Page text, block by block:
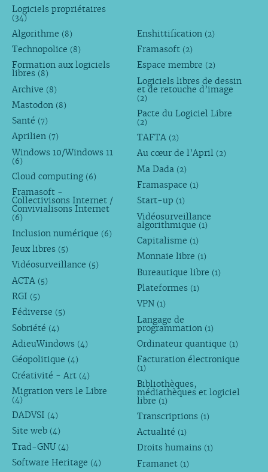
Logiciels propriétaires
(34)
Algorithme (8)
Technopolice (8)
Formation aux logiciels
libres (8)
Archive (8)
Mastodon (8)
Santé (7)
Aprilien (7)
Windows 10/Windows 11
(6)
Cloud computing (6)
Framasoft -
Collectivisons Internet /
Convivialisons Internet
(6)
Inclusion numérique (6)
Jeux libres (5)
Vidéosurveillance (5)
ACTA (5)
RGI (5)
Fédiverse (5)
Sobriété (4)
AdieuWindows (4)
Géopolitique (4)
Créativité - Art (4)
Migration vers le Libre
(4)
DADVSI (4)
Site web (4)
Trad-GNU (4)
Software Heritage (4)
Enshittification (2)
Framasoft (2)
Espace membre (2)
Logiciels libres de dessin
et de retouche d’image
(2)
Pacte du Logiciel Libre
(2)
TAFTA (2)
Au cœur de l’April (2)
Ma Dada (2)
Framaspace (1)
Start-up (1)
Vidéosurveillance
algorithmique (1)
Capitalisme (1)
Monnaie libre (1)
Bureautique libre (1)
Plateformes (1)
VPN (1)
Langage de
programmation (1)
Ordinateur quantique (1)
Facturation électronique
(1)
Bibliothèques,
médiathèques et logiciel
libre (1)
Transcriptions (1)
Actualité (1)
Droits humains (1)
Framanet (1)